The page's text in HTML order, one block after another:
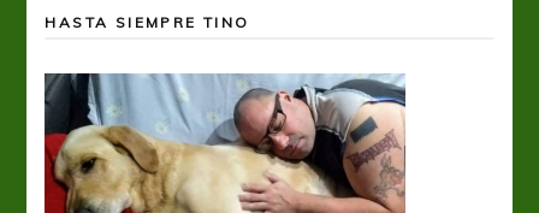
HASTA SIEMPRE TINO